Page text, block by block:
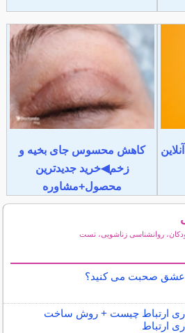
کاهش محسوس جای بخیه و
زخم◀خرید جدیدترین
محصول+مشاوره
روانشناسی زناشویی، تست
عشق صحبت می کنید؟
ارتباط چیست + روش ساخت
ارتباط